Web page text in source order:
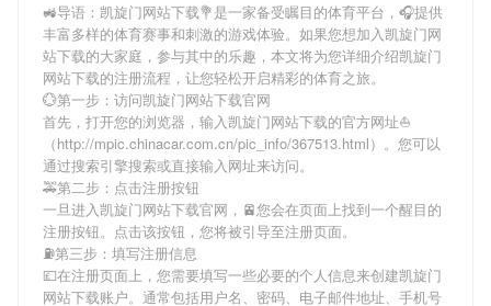
🚜导语： 凯旋门网站下载💐是一家备受瞩目的体育平台，🎧提供
丰富多样的体育赛事和刺激的游戏体验。如果您想加入凯旋门网
站下载的大家庭，参与其中的乐趣，本文将为您详细介绍凯旋门
网站下载的注册流程，让您轻松开启精彩的体育之旅。
💮第一步：访问凯旋门网站下载官网
首先，打开您的浏览器，输入凯旋门网站下载的官方网址⛵️
（http://mpic.chinacar.com.cn/pic_info/367513.html）。您可以
通过搜索引擎搜索或直接输入网址来访问。
🚕第二步：点击注册按钮
一旦进入凯旋门网站下载官网，🚈您会在页面上找到一个醒目的
注册按钮。点击该按钮，您将被引导至注册页面。
⛽️第三步：填写注册信息
💷在注册页面上，您需要填写一些必要的个人信息来创建凯旋门
网站下载账户。通常包括用户名、密码、电子邮件地址、手机号